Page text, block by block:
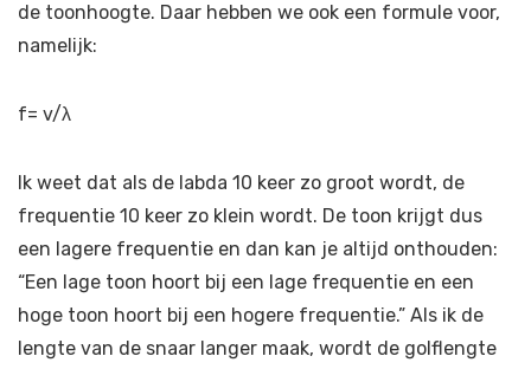
de toonhoogte. Daar hebben we ook een formule voor,
namelijk:
f= v/λ
Ik weet dat als de labda 10 keer zo groot wordt, de
frequentie 10 keer zo klein wordt. De toon krijgt dus
een lagere frequentie en dan kan je altijd onthouden:
“Een lage toon hoort bij een lage frequentie en een
hoge toon hoort bij een hogere frequentie.” Als ik de
lengte van de snaar langer maak, wordt de golflengte